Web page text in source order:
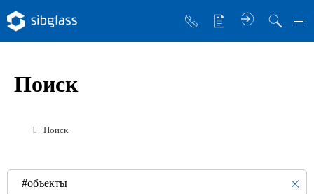
Управляющая компания
Инженер Стеклов
Поиск
Поиск